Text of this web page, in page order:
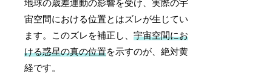
地球の歳差運動の影響を受け、実際の宇
宙空間における位置とはズレが生じてい
ます。このズレを補正し、宇宙空間にお
ける惑星の真の位置を示すのが、絶対黄
経です。